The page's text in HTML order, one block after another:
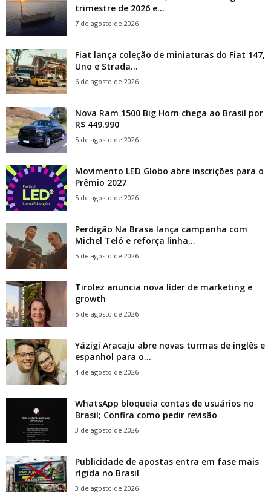
trimestre de 2026 e...
7 de agosto de 2026
Fiat lança coleção de miniaturas do Fiat 147,
Uno e Strada...
6 de agosto de 2026
Nova Ram 1500 Big Horn chega ao Brasil por
R$ 449.990
5 de agosto de 2026
Movimento LED Globo abre inscrições para o
Prêmio 2027
5 de agosto de 2026
Perdigão Na Brasa lança campanha com
Michel Teló e reforça linha...
5 de agosto de 2026
Tirolez anuncia nova líder de marketing e
growth
5 de agosto de 2026
Yázigi Aracaju abre novas turmas de inglês e
espanhol para o...
4 de agosto de 2026
WhatsApp bloqueia contas de usuários no
Brasil; Confira como pedir revisão
3 de agosto de 2026
Publicidade de apostas entra em fase mais
rígida no Brasil
3 de agosto de 2026